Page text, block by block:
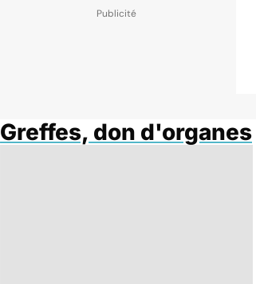
Greffes, don d'organes